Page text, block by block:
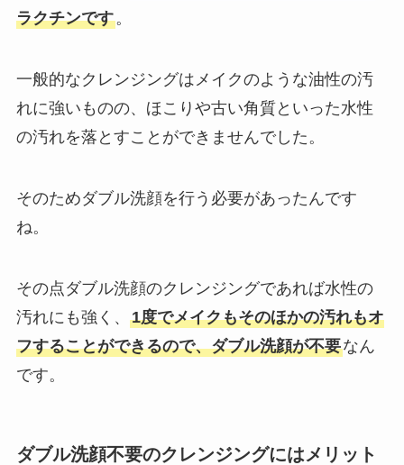
ラクチンです。
一般的なクレンジングはメイクのような油性の汚
れに強いものの、ほこりや古い角質といった水性
の汚れを落とすことができませんでした。
そのためダブル洗顔を行う必要があったんです
ね。
その点ダブル洗顔のクレンジングであれば水性の
汚れにも強く、 1度でメイクもそのほかの汚れもオ
フすることができるので、ダブル洗顔が不要なん
です。
ダブル洗顔不要のクレンジングにはメリット